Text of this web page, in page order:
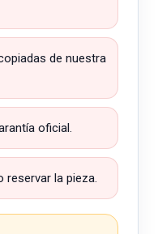
de nuestra
oficial.
reservar la pieza.